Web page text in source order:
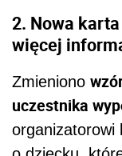
2. Nowa
więcej
Zmieniono
uczestnika
organizatorowi